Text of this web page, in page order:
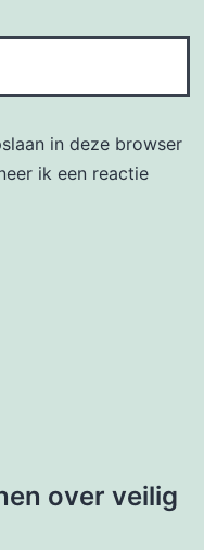
in deze browser
ik een reactie
over veilig